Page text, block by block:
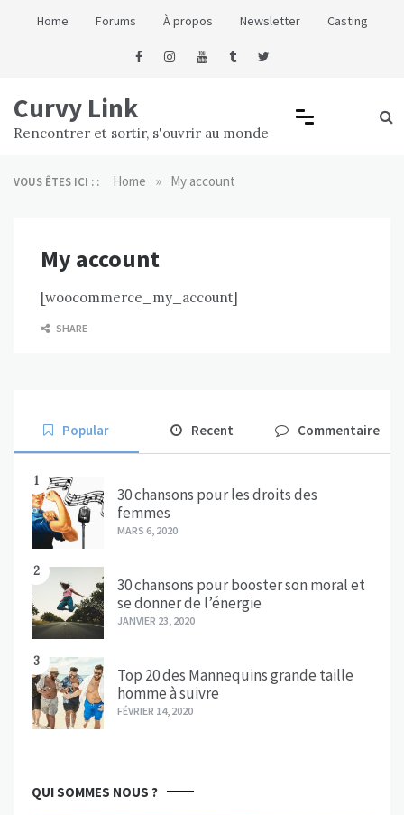
Home Forums À propos Newsletter Casting
Curvy Link
Rencontrer et sortir, s'ouvrir au monde
VOUS ÊTES ICI : : Home » My account
My account
[woocommerce_my_account]
SHARE
Popular Recent Commentaire
1
30 chansons pour les droits des
femmes
MARS 6, 2020
2
30 chansons pour booster son moral et
se donner de l’énergie
JANVIER 23, 2020
3
Top 20 des Mannequins grande taille
homme à suivre
FÉVRIER 14, 2020
QUI SOMMES NOUS ?